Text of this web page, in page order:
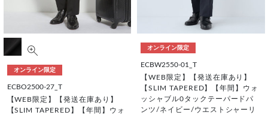
オンライン限定
ECBO2500-27_T
【WEB限定】【発送在庫あり】
【SLIM TAPERED】【年間】ウォ
オンライン限定
ECBW2550-01_T
【WEB限定】【発送在庫あり】
【SLIM TAPERED】【年間】ウォ
ッシャブル0タックテーパードパ
ンツ/ネイビー/ウエストシャーリ